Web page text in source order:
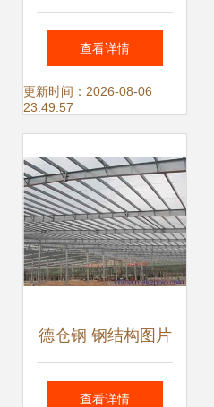
方法及规则与网架
展开面积计算详解
查看详情
更新时间：2026-08-06
23:49:57
德仓钢 钢结构图片
大观，展现工业之
查看详情